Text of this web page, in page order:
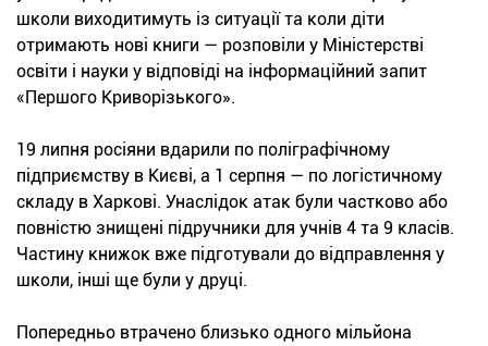
школи виходитимуть із ситуації та коли діти
отримають нові книги — розповіли у Міністерстві
освіти і науки у відповіді на інформаційний запит
«Першого Криворізького».
19 липня росіяни вдарили по поліграфічному
підприємству в Києві, а 1 серпня — по логістичному
складу в Харкові. Унаслідок атак були частково або
повністю знищені підручники для учнів 4 та 9 класів.
Частину книжок вже підготували до відправлення у
школи, інші ще були у друці.
Попередньо втрачено близько одного мільйона